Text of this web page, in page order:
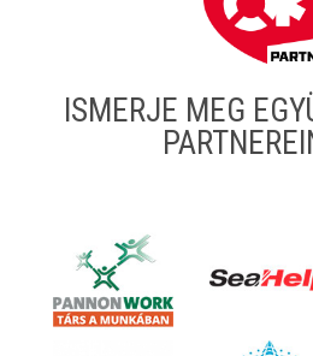
ISMERJE MEG